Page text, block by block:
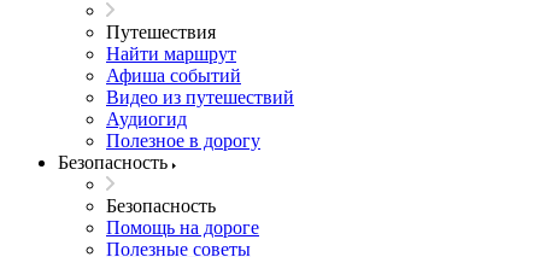
Путешествия
Найти маршрут
Афиша событий
Видео из путешествий
Аудиогид
Полезное в дорогу
Безопасность
Безопасность
Помощь на дороге
Полезные советы